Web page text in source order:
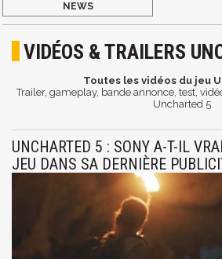
NEWS
VIDÉOS & TRAILERS
Toutes les vidéos du jeu
Trailer, gameplay, bande annonce, test,
Uncharted 5
UNCHARTED 5 : SONY A-T-IL
JEU DANS SA DERNIÈRE